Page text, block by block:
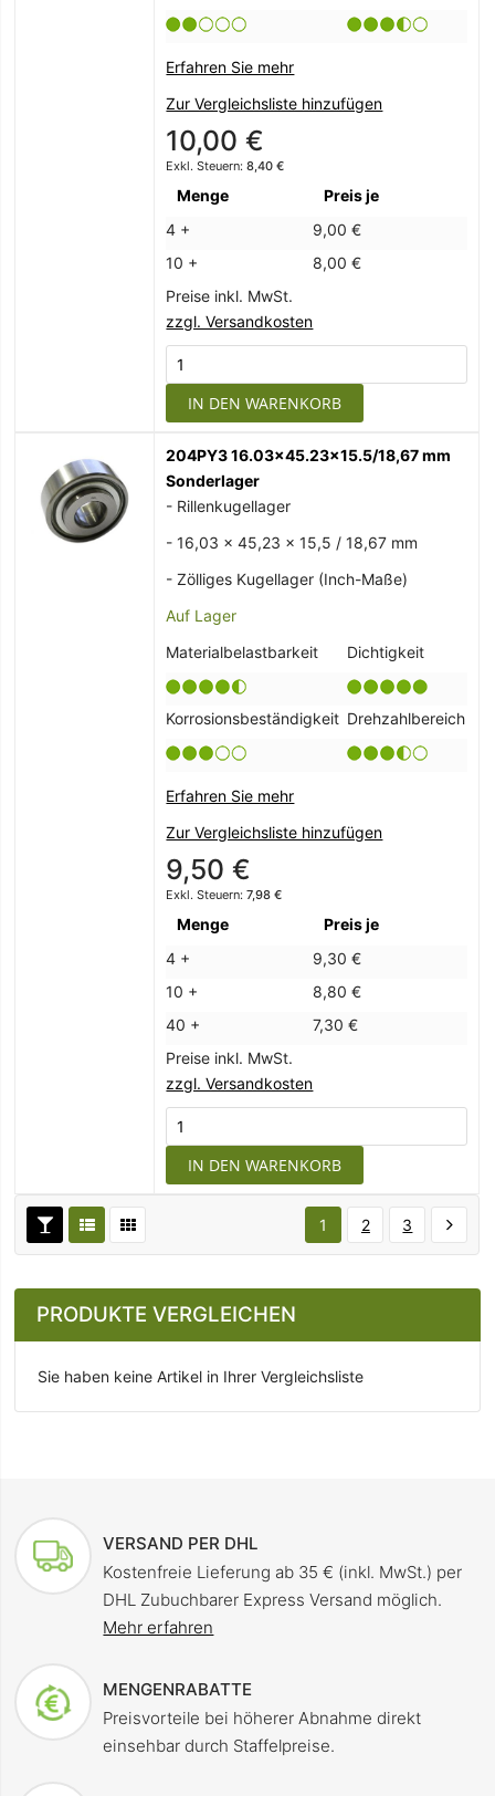
Erfahren Sie mehr
Zur Vergleichsliste hinzufügen
10,00 €
8,40 €
Menge
Preis je
4 +
9,00 €
10 +
8,00 €
Preise inkl. MwSt.
zzgl. Versandkosten
IN DEN WARENKORB
204PY3 16.03x45.23x15.5/18,67 mm
Sonderlager
- Rillenkugellager
- 16,03 x 45,23 x 15,5 / 18,67 mm
- Zölliges Kugellager (Inch-Maße)
Auf Lager
Materialbelastbarkeit
Dichtigkeit
Korrosionsbeständigkeit Drehzahlbereich
Erfahren Sie mehr
Zur Vergleichsliste hinzufügen
9,50 €
7,98 €
Menge
Preis je
4 +
9,30 €
10 +
8,80 €
40 +
7,30 €
Preise inkl. MwSt.
zzgl. Versandkosten
IN DEN WARENKORB
1 2 3
PRODUKTE VERGLEICHEN
Sie haben keine Artikel in Ihrer Vergleichsliste
VERSAND PER DHL
Kostenfreie Lieferung ab 35 € (inkl. MwSt.) per
DHL Zubuchbarer Express Versand möglich.
Mehr erfahren
MENGENRABATTE
Preisvorteile bei höherer Abnahme direkt
einsehbar durch Staffelpreise.